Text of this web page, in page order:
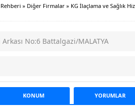
» Diğer Firmalar » KG İlaçlama ve Sağlık
No:6 Battalgazi/MALATYA
KONUM YORUMLAR